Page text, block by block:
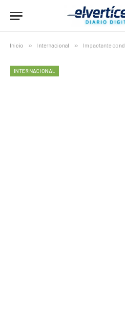
Inicio » Internacional » Impactante condena por estafar a la
INTERNACIONAL